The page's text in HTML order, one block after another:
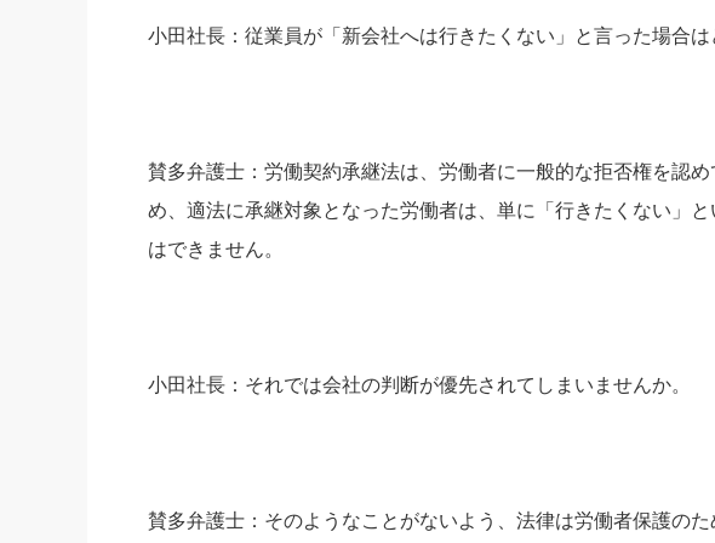
小田社長：従業員が「新会社へは行きたくない」と言った場合は
賛多弁護士：労働契約承継法は、労働者に一般的な拒否権を認
め、適法に承継対象となった労働者は、単に「行きたくない」
はできません。
小田社長：それでは会社の判断が優先されてしまいませんか。
賛多弁護士：そのようなことがないよう、法律は労働者保護のた